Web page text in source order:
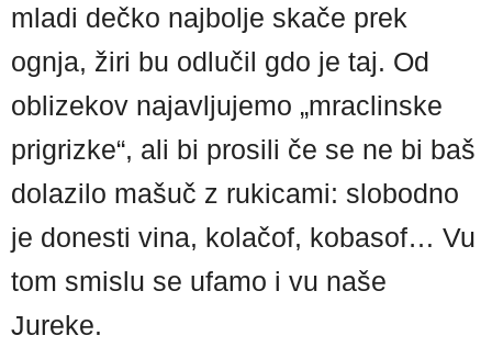
mladi dečko najbolje skače prek
ognja, žiri bu odlučil gdo je taj. Od
oblizekov najavljujemo „mraclinske
prigrizke“, ali bi prosili če se ne bi baš
dolazilo mašuč z rukicami: slobodno
je donesti vina, kolačof, kobasof… Vu
tom smislu se ufamo i vu naše
Jureke.